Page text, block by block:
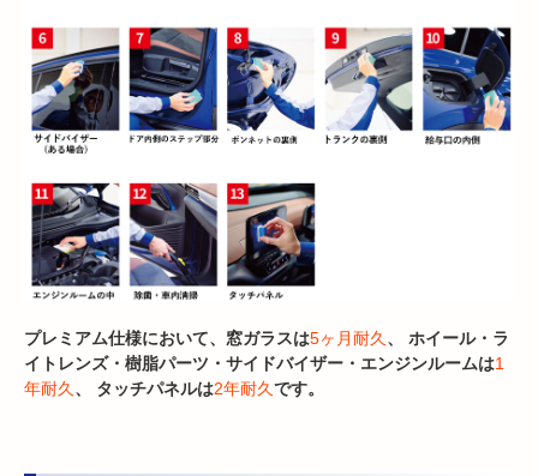
プレミアム仕様において、窓ガラスは5ヶ月耐久 、 ホイール・ラ
イトレンズ・樹脂パーツ・サイドバイザー・エンジンルームは1
年耐久 、 タッチパネルは2年耐久です。